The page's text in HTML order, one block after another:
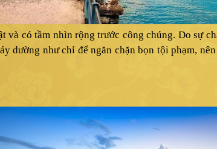
và có tầm nhìn rộng trước công chúng. Do sự
dường như chỉ để ngăn chặn bọn tội phạm,